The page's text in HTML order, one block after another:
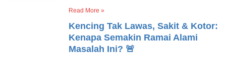
Read More »
Kencing Tak Lawas, Sakit & Kotor:
Kenapa Semakin Ramai Alami
Masalah Ini? 🚨